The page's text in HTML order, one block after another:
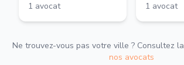
1 avocat 1 avocat
Ne trouvez-vous pas votre ville ? Consultez la
nos avocats